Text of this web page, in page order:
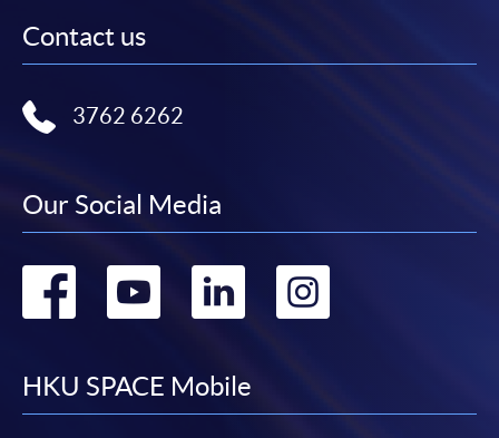
填寫網上報名表格
申請人可按該課程網頁的右上角的
某些課程須甄選入學，並要求申請人上載課程網頁
中指定所須文件(如學歷證明)。系統只支援doc,
繳交所需費用
Contact us
3762 6262
Our Social Media
Go
facebook
Go
youtube
Go
linkedin
HKU SPACE Mobile